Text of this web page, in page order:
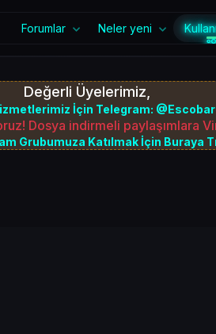
Forumlar Neler yeni
Değerli Üyelerimiz,
İçin Telegram:
Dosya indirmeli paylaşımlara
Grubumuza Katılmak İçin Buraya